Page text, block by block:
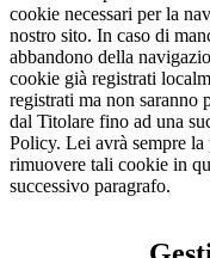
cookie necessari per la
nostro sito. In caso di
abbandono della
cookie già registrati
registrati ma non saranno
dal Titolare fino ad una
Policy. Lei avrà sempre la
rimuovere tali cookie in
successivo paragrafo.